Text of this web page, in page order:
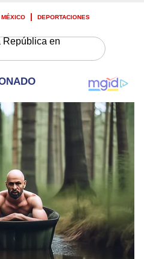
MÉXICO DEPORTACIONES
República en